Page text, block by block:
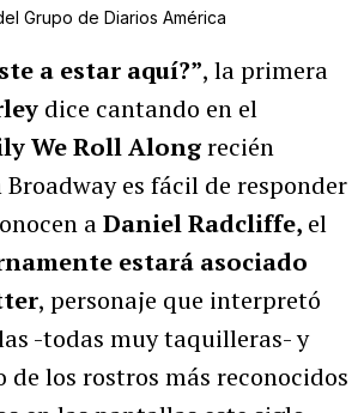
Grupo de Diarios América
a estar aquí?”, la primera
dice cantando en el
We Roll Alongrecién
es fácil de responder
aDaniel Radcliffe, el
estará asociado
, personaje que interpretó
-todas muy taquilleras- y
de los rostros más reconocidos